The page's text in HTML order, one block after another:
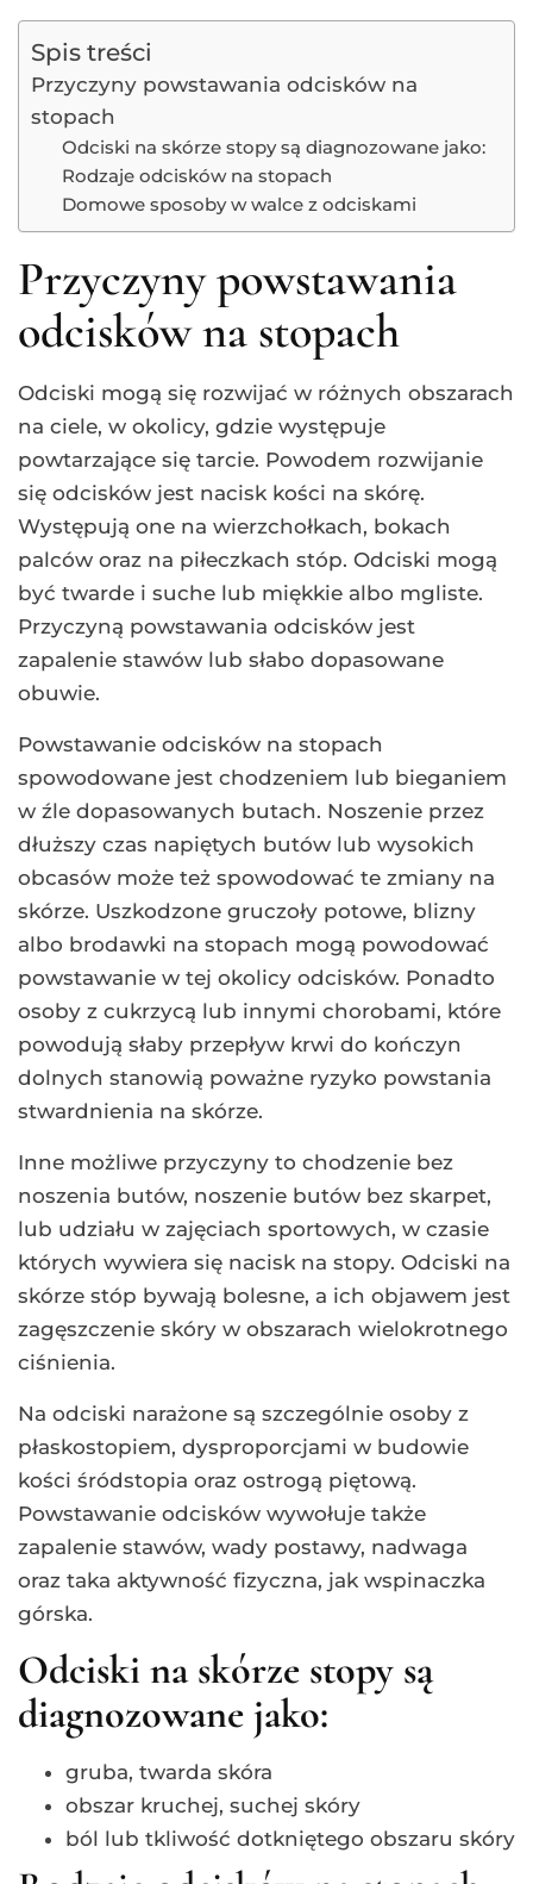
Spis treści
Przyczyny powstawania odcisków na
stopach
Odciski na skórze stopy są diagnozowane jako:
Rodzaje odcisków na stopach
Domowe sposoby w walce z odciskami
Przyczyny powstawania
odcisków na stopach
Odciski mogą się rozwijać w różnych obszarach
na ciele, w okolicy, gdzie występuje
powtarzające się tarcie. Powodem rozwijanie
się odcisków jest nacisk kości na skórę.
Występują one na wierzchołkach, bokach
palców oraz na piłeczkach stóp. Odciski mogą
być twarde i suche lub miękkie albo mgliste.
Przyczyną powstawania odcisków jest
zapalenie stawów lub słabo dopasowane
obuwie.
Powstawanie odcisków na stopach
spowodowane jest chodzeniem lub bieganiem
w źle dopasowanych butach. Noszenie przez
dłuższy czas napiętych butów lub wysokich
obcasów może też spowodować te zmiany na
skórze. Uszkodzone gruczoły potowe, blizny
albo brodawki na stopach mogą powodować
powstawanie w tej okolicy odcisków. Ponadto
osoby z cukrzycą lub innymi chorobami, które
powodują słaby przepływ krwi do kończyn
dolnych stanowią poważne ryzyko powstania
stwardnienia na skórze.
Inne możliwe przyczyny to chodzenie bez
noszenia butów, noszenie butów bez skarpet,
lub udziału w zajęciach sportowych, w czasie
których wywiera się nacisk na stopy. Odciski na
skórze stóp bywają bolesne, a ich objawem jest
zagęszczenie skóry w obszarach wielokrotnego
ciśnienia.
Na odciski narażone są szczególnie osoby z
płaskostopiem, dysproporcjami w budowie
kości śródstopia oraz ostrogą piętową.
Powstawanie odcisków wywołuje także
zapalenie stawów, wady postawy, nadwaga
oraz taka aktywność fizyczna, jak wspinaczka
górska.
Odciski na skórze stopy są
diagnozowane jako:
gruba, twarda skóra
obszar kruchej, suchej skóry
ból lub tkliwość dotkniętego obszaru skóry